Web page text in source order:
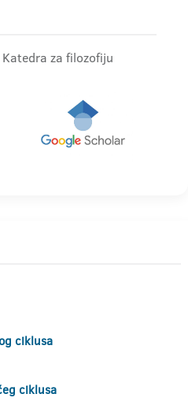
za filozofiju
ciklusa
ciklusa